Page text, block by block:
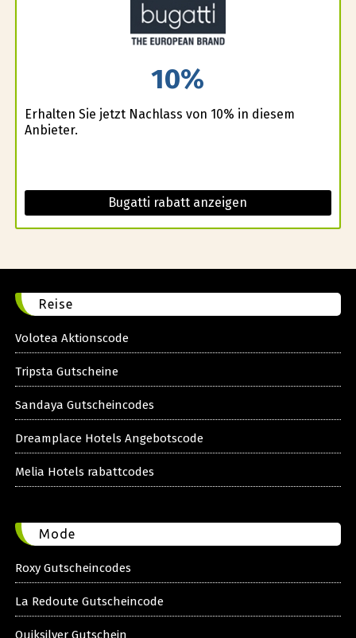
10%
Erhalten Sie jetzt Nachlass von 10% in diesem
Anbieter.
Bugatti rabatt anzeigen
Reise
Volotea Aktionscode
Tripsta Gutscheine
Sandaya Gutscheincodes
Dreamplace Hotels Angebotscode
Melia Hotels rabattcodes
Mode
Roxy Gutscheincodes
La Redoute Gutscheincode
Quiksilver Gutschein